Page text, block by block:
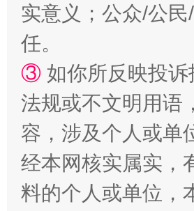
实意义；公众/公
任。
③ 如你所反映投
法规或不文明用语
容，涉及个人或单
经本网核实属实，
料的个人或单位，